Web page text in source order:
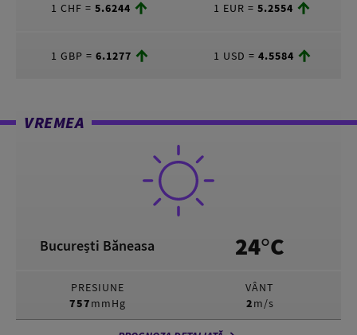
1 CHF = 5.6244 1 EUR = 5.2554
1 GBP = 6.1277 1 USD = 4.5584
VREMEA
București Băneasa 24°C
PRESIUNE
757mmHg
VÂNT
2m/s